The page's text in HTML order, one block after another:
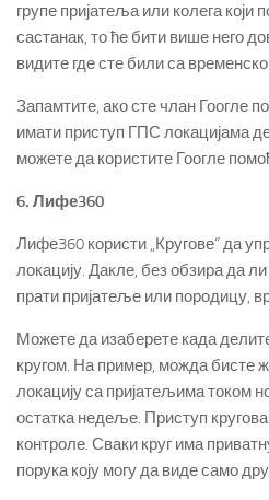
групе пријатеља или колега који
састанак, то ће бити више него
видите где сте били са
Запамтите, ако сте члан Гоогле
имати приступ ГПС локацијама
можете да користите Гоогле
6. Лифе360
Лифе360 користи „Кругове“ да
локацију. Дакле, без обзира да
прати пријатеље или породицу,
Можете да изаберете када
кругом. На пример, можда бисте
локацију са пријатељима током
остатка недеље. Приступ
контроле. Сваки круг има
порука коју могу да виде само